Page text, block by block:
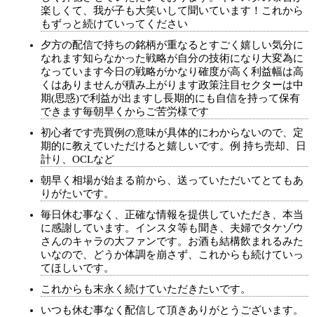
楽しくて、我が子も大笑いして聞いています！これから
もずっと続けていってください
夕方の配信で持ちの銘柄が重なるとすごく嬉しい気分に
なれます知らなかった戦略が自分の技術になり大変為に
なっています今日の戦略がかなり確度が高く利益幅は高
くはありませんが積み上がります政策注目セクターは中
期(思惑)で利益が出ますし長期的にも自信を持って保有
できます毎朝早くからご苦労様です
初心者です売買例の意味が具体的にわからないので、定
期的に教えていただけると嬉しいです。例 持ち売却、日
計り、OCLなど
朝早く相場が始まる前から、送っていただいてとてもあ
りがたいです。
毎日休む事なく、正確な情報を提供していただき、本当
に感謝しています。インスタ等も聞き、夫婦でタケゾウ
さんのキャラの大ファンです。お酒も結構飲まれるみた
いなので、どうか体調を崩さず、これからも続けていっ
てほしいです。
これからも末永く続けていただきたいです。
いつも休む事なく配信して頂きありがとうございます。